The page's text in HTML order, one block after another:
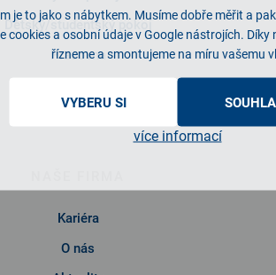
je to jako s nábytkem. Musíme dobře měřit a
cookies a osobní údaje v Google nástrojích. Díky
řízneme a smontujeme na míru vašemu
VYBERU SI
více informací
Dětský/studentský pokoj
Pracovna
Kariéra
O nás